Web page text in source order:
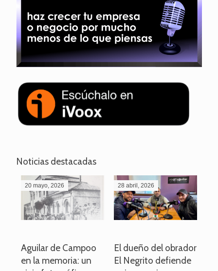
Noticias destacadas
20 mayo, 2026
Aguilar de Campoo
en la memoria: un
28 abril, 2026
El dueño del obrador
El Negrito defiende